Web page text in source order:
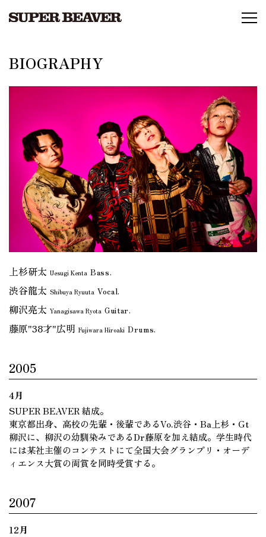
BIOGRAPHY
上杉研太 Uesugi Kenta Bass.
渋谷龍太 Shibuya Ryuuta Vocal.
柳沢亮太 Yanagisawa Ryota Guitar.
藤原"38才"広明 Fujiwara Hiroaki Drums.
2005
4月
SUPER BEAVER 結成。
東京都出身、高校の先輩・後輩であるVo.渋谷・Ba上杉・Gt
柳沢に、柳沢の幼馴染みであるDr藤原を加え結成。学生時代
には某社主催のコンテストにて全国大会グランプリ・オーデ
ィエンス大賞の両賞を同時受賞する。
2007
12月